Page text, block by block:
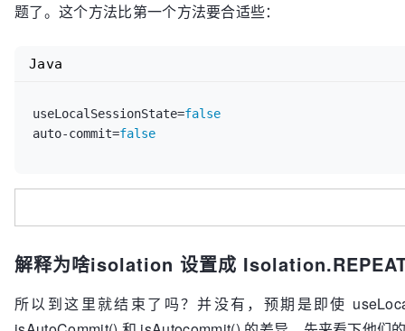
题了。这个方法比第一个方法要合适些：
useLocalSessionState=false
auto-commit=false
Java
解释为啥isolation 设置成
所以到这里就结束了吗？并没有，预期是即使